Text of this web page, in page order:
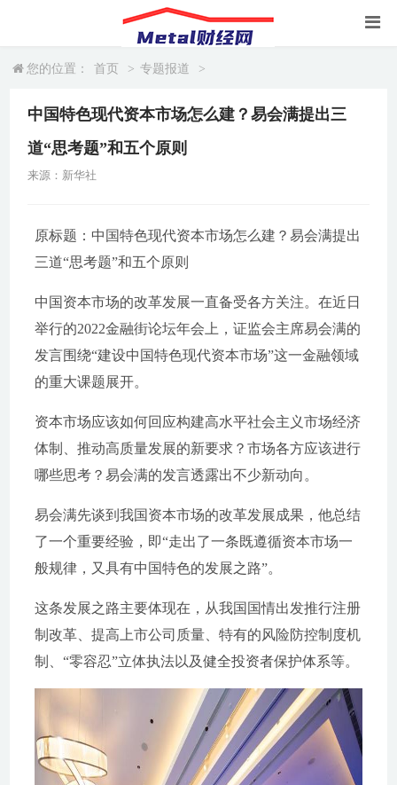
您的位置： 首页 > 专题报道 >
中国特色现代资本市场怎么建？易会满提出三
道“思考题”和五个原则
来源：新华社
原标题：中国特色现代资本市场怎么建？易会满提出
三道“思考题”和五个原则
中国资本市场的改革发展一直备受各方关注。在近日
举行的2022金融街论坛年会上，证监会主席易会满的
发言围绕“建设中国特色现代资本市场”这一金融领域
的重大课题展开。
资本市场应该如何回应构建高水平社会主义市场经济
体制、推动高质量发展的新要求？市场各方应该进行
哪些思考？易会满的发言透露出不少新动向。
易会满先谈到我国资本市场的改革发展成果，他总结
了一个重要经验，即“走出了一条既遵循资本市场一
般规律，又具有中国特色的发展之路”。
这条发展之路主要体现在，从我国国情出发推行注册
制改革、提高上市公司质量、特有的风险防控制度机
制、“零容忍”立体执法以及健全投资者保护体系等。